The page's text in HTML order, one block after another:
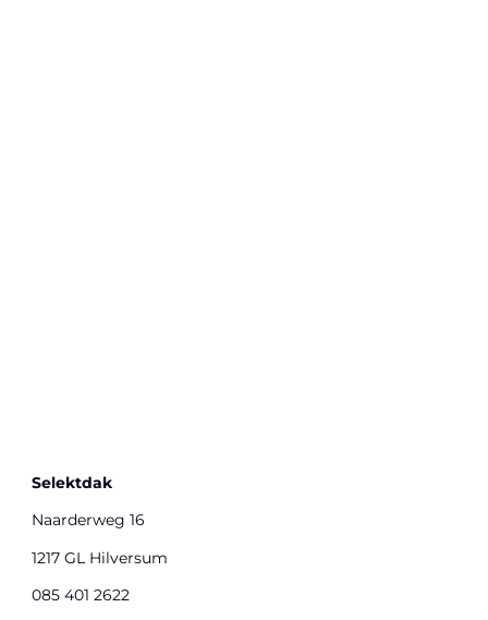
Selektdak
Naarderweg 16
1217 GL Hilversum
085 401 2622